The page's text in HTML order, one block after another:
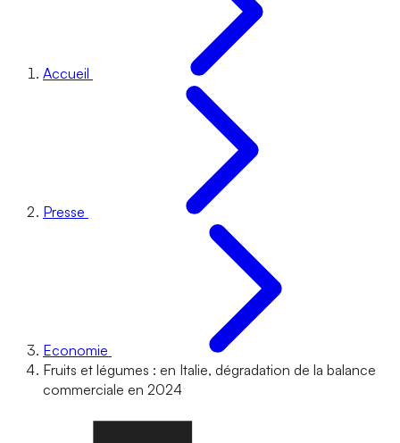
Accueil
Presse
Economie
Fruits et légumes : en Italie, dégradation de la balance
commerciale en 2024